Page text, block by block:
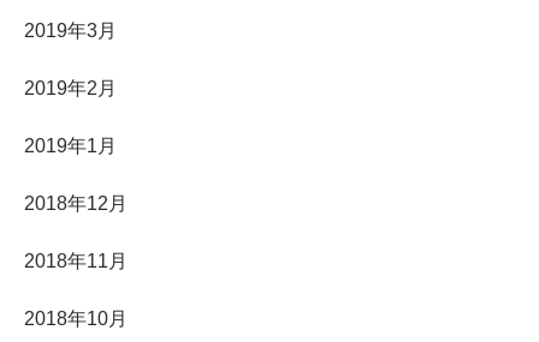
2019年3月
2019年2月
2019年1月
2018年12月
2018年11月
2018年10月